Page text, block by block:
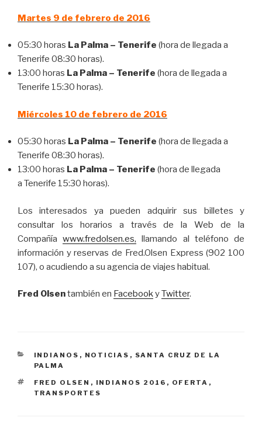
Martes 9 de febrero de 2016
05:30 horas La Palma – Tenerife (hora de llegada a
Tenerife 08:30 horas).
13:00 horas La Palma – Tenerife (hora de llegada a
Tenerife 15:30 horas).
Miércoles 10 de febrero de 2016
05:30 horas La Palma – Tenerife (hora de llegada a
Tenerife 08:30 horas).
13:00 horas La Palma – Tenerife (hora de llegada
a Tenerife 15:30 horas).
Los interesados ya pueden adquirir sus billetes y
consultar los horarios a través de la Web de la
Compañíawww.fredolsen.es, llamando al teléfono de
información y reservas de Fred.Olsen Express (902 100
107), o acudiendo a su agencia de viajes habitual.
Fred Olsentambién en FacebookyTwitter.
CATEGORÍAS
INDIANOS , NOTICIAS , SANTA CRUZ DE LA
PALMA
ETIQUETAS
FRED OLSEN , INDIANOS 2016 , OFERTA ,
TRANSPORTES